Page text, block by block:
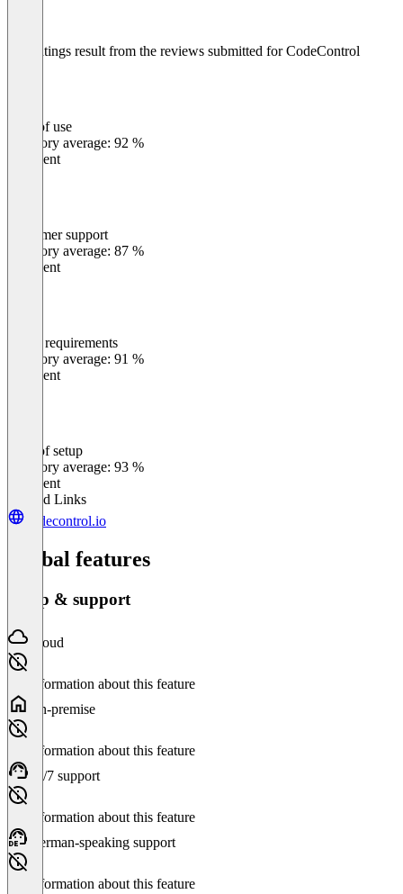
The ratings result from the reviews submitted for CodeControl
Ease of use
Category average: 92 %
Excellent
Customer support
Category average: 87 %
Excellent
Meets requirements
Category average: 91 %
Excellent
Ease of setup
Category average: 93 %
Excellent
Related Links
codecontrol.io
Global features
Setup & support
Cloud
No information about this feature
On-premise
No information about this feature
24/7 support
No information about this feature
German-speaking support
No information about this feature